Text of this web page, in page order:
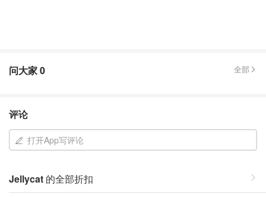
问大家0 全部
评论
打开App写评论
Jellycat 的全部折扣